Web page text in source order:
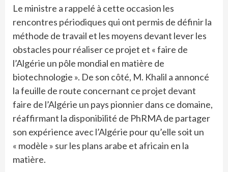
Le ministre a rappelé à cette occasion les
rencontres périodiques qui ont permis de définir la
méthode de travail et les moyens devant lever les
obstacles pour réaliser ce projet et « faire de
l’Algérie un pôle mondial en matière de
biotechnologie ». De son côté, M. Khalil a annoncé
la feuille de route concernant ce projet devant
faire de l’Algérie un pays pionnier dans ce domaine,
réaffirmant la disponibilité de PhRMA de partager
son expérience avec l’Algérie pour qu’elle soit un
« modèle » sur les plans arabe et africain en la
matière.